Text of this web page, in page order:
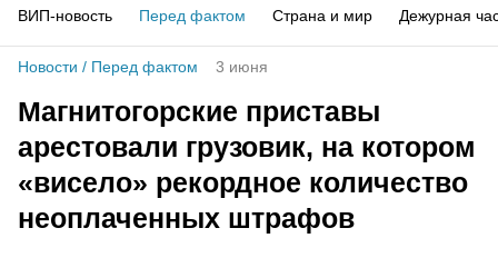
ВИП-новость Перед фактом Страна и мир Дежурная
Новости / Перед фактом 3 июня
Магнитогорские приставы
арестовали грузовик, на котором
«висело» рекордное количество
неоплаченных штрафов